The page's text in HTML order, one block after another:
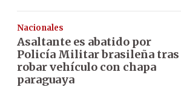
Nacionales
Asaltante es abatido por
Policía Militar brasileña tras
robar vehículo con chapa
paraguaya